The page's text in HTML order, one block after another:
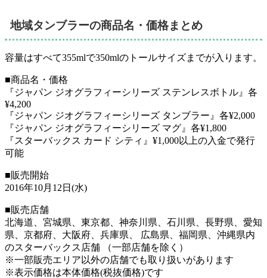
地域タンブラーの商品名・価格まとめ
容量はすべて355mlで350mlのトールサイズまでが入ります。
■商品名・価格
『ジャパン ジオグラフィーシリーズ ステンレスボトル』各
¥4,200
『ジャパン ジオグラフィーシリーズ タンブラー』各¥2,000
『ジャパン ジオグラフィーシリーズ マグ』各¥1,800
『スターバックス カード シティ』¥1,000以上の入金で発行
可能
■販売開始
2016年10月12日(水)
■販売店舗
北海道、宮城県、東京都、神奈川県、石川県、長野県、愛知
県、京都府、大阪府、兵庫県、 広島県、福岡県、沖縄県内
のスターバックス店舗 （一部店舗を除く）
※一部販売エリア以外の店舗でも取り扱いがあります
※表示価格は本体価格(税抜価格)です